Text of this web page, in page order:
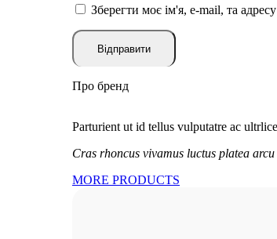
Зберегти моє ім'я, e-mail, та
Про бренд
Parturient ut id tellus vulputatre ac
Cras rhoncus vivamus luctus platea
MORE PRODUCTS